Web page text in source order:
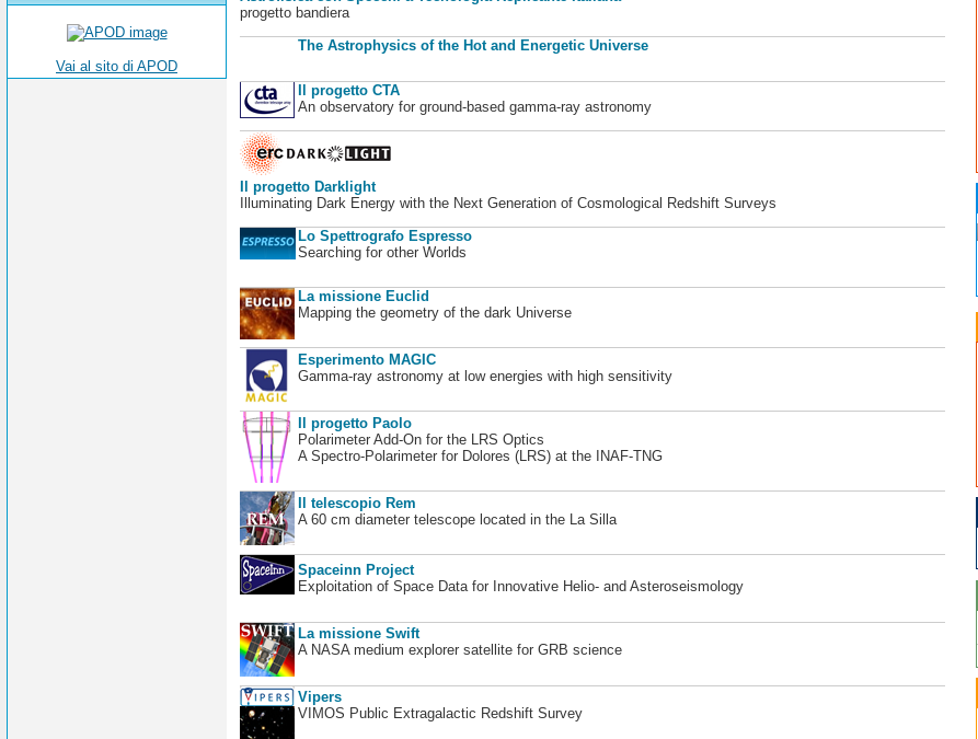
Vai al sito di APOD
progetto bandiera
The Astrophysics of the Hot and Energetic Universe
Il progetto CTA
An observatory for ground-based gamma-ray astronomy
Il progetto Darklight
Illuminating Dark Energy with the Next Generation of Cosmological Redshift Surveys
Lo Spettrografo Espresso
Searching for other Worlds
La missione Euclid
Mapping the geometry of the dark Universe
Esperimento MAGIC
Gamma-ray astronomy at low energies with high sensitivity
Il progetto Paolo
Polarimeter Add-On for the LRS Optics
A Spectro-Polarimeter for Dolores (LRS) at the INAF-TNG
Il telescopio Rem
A 60 cm diameter telescope located in the La Silla
Spaceinn Project
Exploitation of Space Data for Innovative Helio- and Asteroseismology
La missione Swift
A NASA medium explorer satellite for GRB science
Vipers
VIMOS Public Extragalactic Redshift Survey